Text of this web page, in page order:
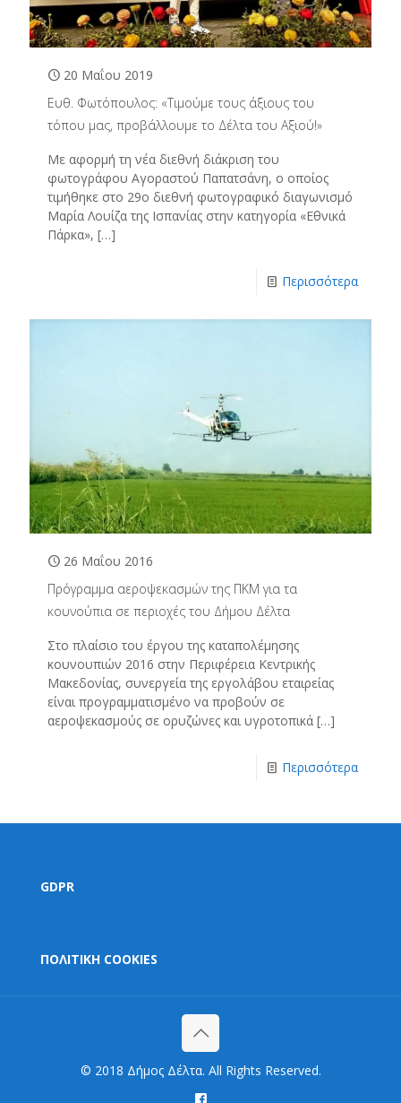
20 Μαΐου 2019
Ευθ. Φωτόπουλος: «Τιμούμε τους άξιους του
τόπου μας, προβάλλουμε το Δέλτα του Αξιού!»
Με αφορμή τη νέα διεθνή διάκριση του
φωτογράφου Αγοραστού Παπατσάνη, ο οποίος
τιμήθηκε στο 29ο διεθνή φωτογραφικό διαγωνισμό
Μαρία Λουίζα της Ισπανίας στην κατηγορία «Εθνικά
Πάρκα», […]
Περισσότερα
26 Μαΐου 2016
Πρόγραμμα αεροψεκασμών της ΠΚΜ για τα
κουνούπια σε περιοχές του Δήμου Δέλτα
Στο πλαίσιο του έργου της καταπολέμησης
κουνουπιών 2016 στην Περιφέρεια Κεντρικής
Μακεδονίας, συνεργεία της εργολάβου εταιρείας
είναι προγραμματισμένο να προβούν σε
αεροψεκασμούς σε ορυζώνες και υγροτοπικά […]
Περισσότερα
GDPR
ΠΟΛΙΤΙΚΗ COOKIES
© 2018 Δήμος Δέλτα. All Rights Reserved.